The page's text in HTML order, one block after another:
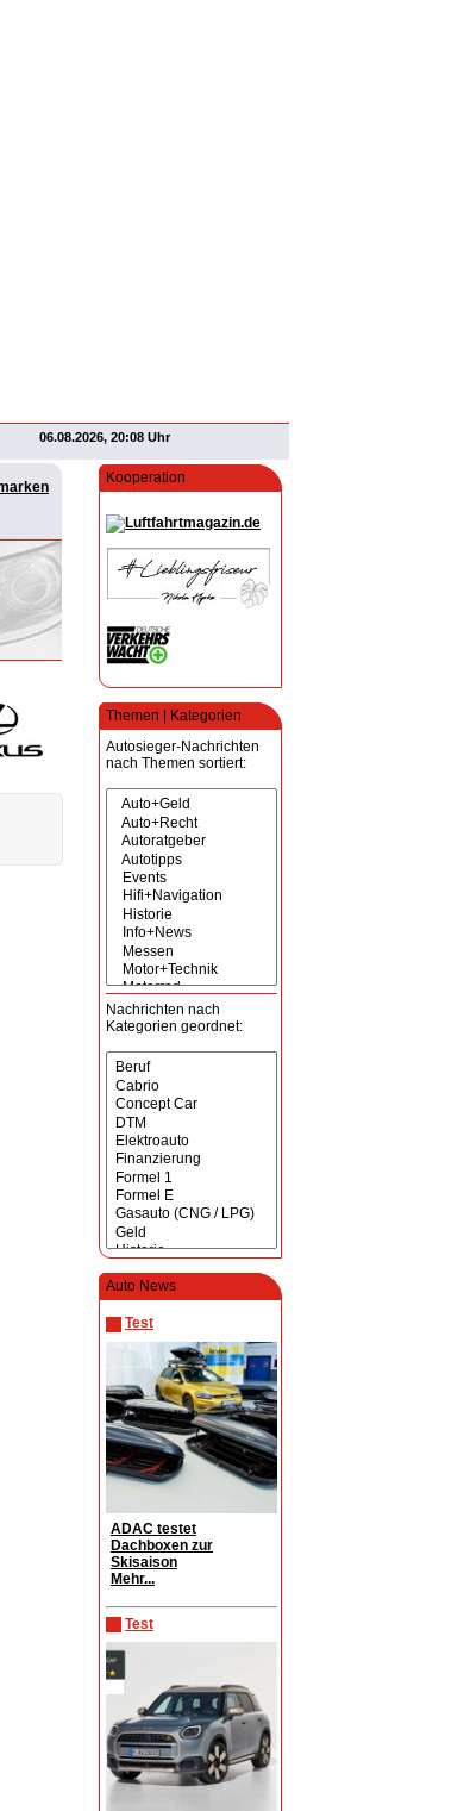
06.08.2026, 20:08 Uhr
Kooperation
Themen | Kategorien
Autosieger-Nachrichten
nach Themen sortiert:
Nachrichten nach
Kategorien geordnet:
Auto News
Test
ADAC testet
Dachboxen zur
Skisaison
Mehr...
Test